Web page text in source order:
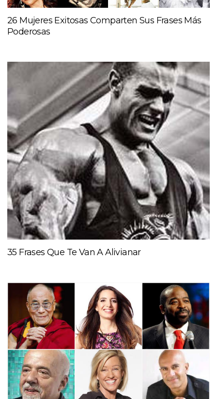
26 Mujeres Exitosas Comparten Sus Frases Más
Poderosas
35 Frases Que Te Van A Alivianar